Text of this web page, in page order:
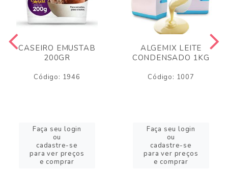
CASEIRO EMUSTAB
200GR
Código: 1946
Faça seu login
ou
cadastre-se
para ver preços
e comprar
ALGEMIX LEITE
CONDENSADO 1KG
Código: 1007
Faça seu login
ou
cadastre-se
para ver preços
e comprar